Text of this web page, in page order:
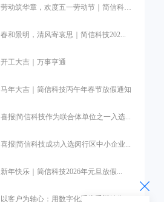
劳动筑华章，欢度五一劳动节｜简信科技...
春和景明，清风寄哀思｜简信科技202...
开工大吉｜万事亨通
马年大吉｜简信科技丙午年春节放假通知
喜报|简信科技作为联合体单位之一入选...
喜报|简信科技成功入选闵行区中小企业...
新年快乐｜简信科技2026年元旦放假...
以客户为轴心：用数字化系统重塑销售管...